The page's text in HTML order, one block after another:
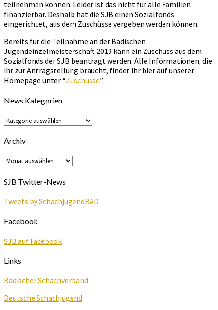
teilnehmen können. Leider ist das nicht für alle Familien
finanzierbar. Deshalb hat die SJB einen Sozialfonds
eingerichtet, aus dem Zuschüsse vergeben werden können.
Bereits für die Teilnahme an der Badischen
Jugendeinzelmeisterschaft 2019 kann ein Zuschuss aus dem
Sozialfonds der SJB beantragt werden. Alle Informationen, die
ihr zur Antragstellung braucht, findet ihr hier auf unserer
Homepage unter “Zuschüsse”.
News Kategorien
News
Kategorien
Archiv
Archiv
SJB Twitter-News
Tweets by SchachjugendBAD
Facebook
SJB auf Facebook
Links
Badischer Schachverband
Deutsche Schachjugend